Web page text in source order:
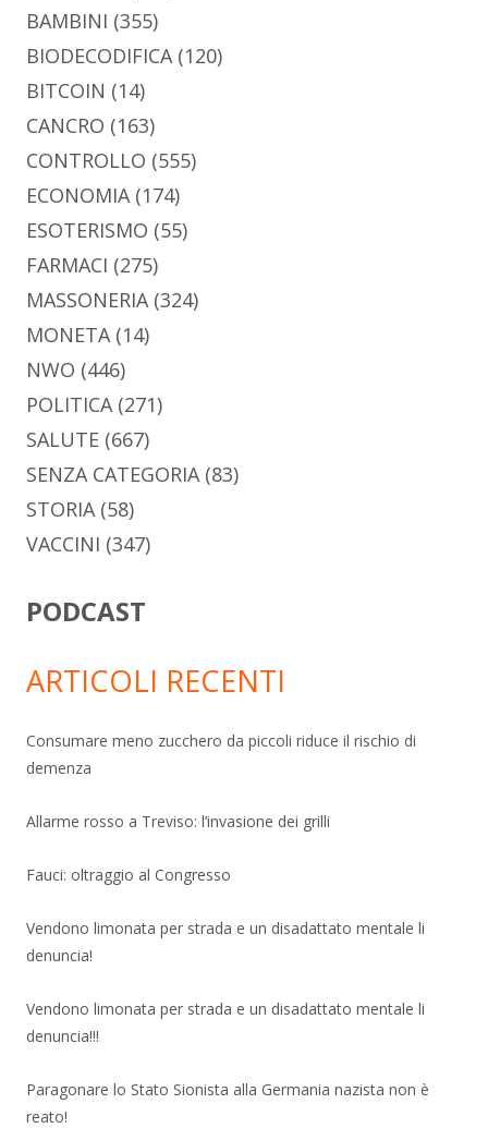
BAMBINI (355)
BIODECODIFICA (120)
BITCOIN (14)
CANCRO (163)
CONTROLLO (555)
ECONOMIA (174)
ESOTERISMO (55)
FARMACI (275)
MASSONERIA (324)
MONETA (14)
NWO (446)
POLITICA (271)
SALUTE (667)
SENZA CATEGORIA (83)
STORIA (58)
VACCINI (347)
PODCAST
ARTICOLI RECENTI
Consumare meno zucchero da piccoli riduce il rischio di
demenza
Allarme rosso a Treviso: l’invasione dei grilli
Fauci: oltraggio al Congresso
Vendono limonata per strada e un disadattato mentale li
denuncia!
Vendono limonata per strada e un disadattato mentale li
denuncia!!!
Paragonare lo Stato Sionista alla Germania nazista non è
reato!